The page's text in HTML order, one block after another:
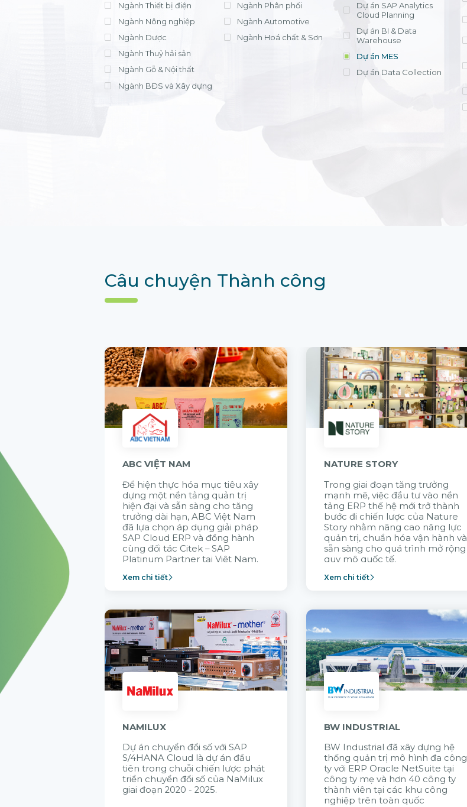
Ngành Thiết bị điện
Ngành Nông nghiệp
Ngành Dược
Ngành Thuỷ hải sản
Ngành Gỗ & Nội thất
Ngành BĐS và Xây dựng
Ngành Phân phối
Ngành Automotive
Ngành Hoá chất & Sơn
Dự án SAP Analytics
Cloud Planning
Dự án BI & Data
Warehouse
Dự án MES
Dự án Data Collection
Câu chuyện Thành công
ABC VIỆT NAM
Để hiện thực hóa mục tiêu xây
dựng một nền tảng quản trị
hiện đại và sẵn sàng cho tăng
trưởng dài hạn, ABC Việt Nam
đã lựa chọn áp dụng giải pháp
SAP Cloud ERP và đồng hành
cùng đối tác Citek – SAP
Platinum Partner tại Việt Nam.
Xem chi tiết
NATURE STORY
Trong giai đoạn tăng trưởng
mạnh mẽ, việc đầu tư vào nền
tảng ERP thế hệ mới trở thành
bước đi chiến lược của Nature
Story nhằm nâng cao năng lực
quản trị, chuẩn hóa vận hành và
sẵn sàng cho quá trình mở rộng
quy mô quốc tế.
Xem chi tiết
NAMILUX
Dự án chuyển đổi số với SAP
S/4HANA Cloud là dự án đầu
tiên trong chuỗi chiến lược phát
triển chuyển đổi số của NaMilux
giai đoạn 2020 - 2025.
BW INDUSTRIAL
BW Industrial đã xây dựng hệ
thống quản trị mô hình đa công
ty với ERP Oracle NetSuite tại
công ty mẹ và hơn 40 công ty
thành viên tại các khu công
nghiệp trên toàn quốc